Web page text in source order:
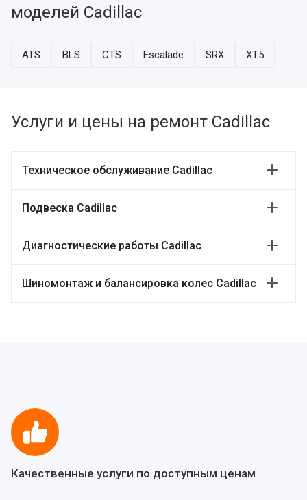
моделей Cadillac
ATS BLS CTS Escalade SRX XT5
Услуги и цены на ремонт Cadillac
Техническое обслуживание Cadillac
Подвеска Cadillac
Диагностические работы Cadillac
Шиномонтаж и балансировка колес Cadillac
Качественные услуги по доступным ценам